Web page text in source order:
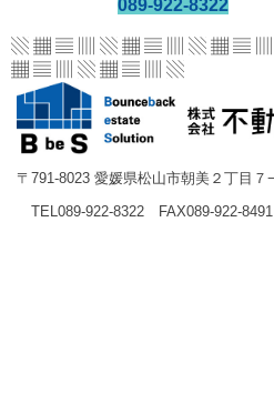
089-922-8322
▧ ▦ ▤ ▥ ▧ ▦ ▤ ▥ ▧ ▦ ▤ ▥
▦ ▤ ▥ ▧ ▦ ▤ ▥ ▧
〒791-8023 愛媛県松山市朝美２丁目７
TEL089-922-8322 FAX089-922-8491